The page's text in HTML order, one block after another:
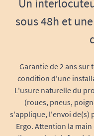
système de pompe
permettent une
compétence
pour fournir un
confortable.
Un confort de
salon de
Un
sous 48h et
Garantie de 2 ans
condition d'une
L'usure naturelle du
(roues, pneus,
s'applique, l'envoi de(s)
Ergo. Attention la